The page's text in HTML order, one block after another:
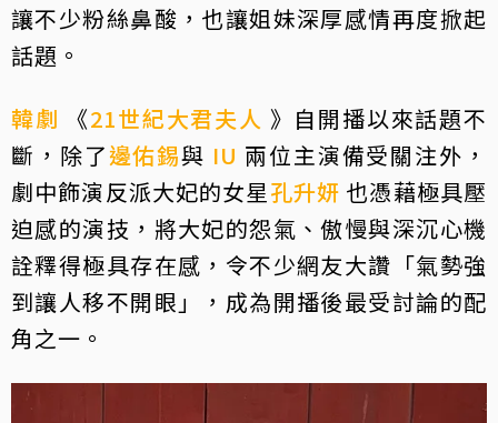
讓不少粉絲鼻酸，也讓姐妹深厚感情再度掀起
話題。
韓劇 《21世紀大君夫人 》自開播以來話題不
斷，除了邊佑錫與 IU 兩位主演備受關注外，
劇中飾演反派大妃的女星孔升妍 也憑藉極具壓
迫感的演技，將大妃的怨氣、傲慢與深沉心機
詮釋得極具存在感，令不少網友大讚「氣勢強
到讓人移不開眼」，成為開播後最受討論的配
角之一。